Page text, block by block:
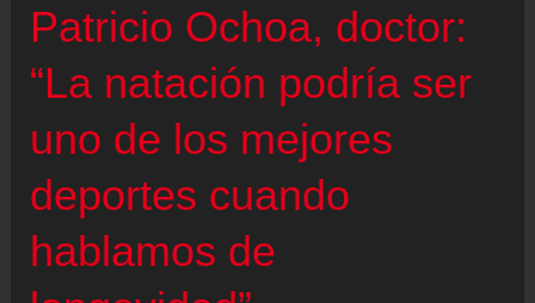
como
clave
para
los
recuerdos
Patricio Ochoa, doctor:
“La natación podría ser
uno de los mejores
deportes cuando
hablamos de